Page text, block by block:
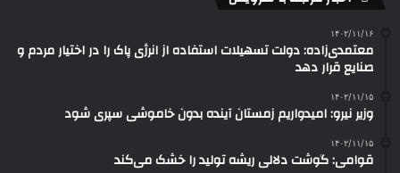
۱۴۰۲/۱۱/۱۶
معتمدی‌زاده: دولت تسهیلات استفاده از انرژی پاک را در اختیار مردم و
صنایع قرار دهد
۱۴۰۲/۱۱/۱۵
وزیر نیرو: امیدواریم زمستان آینده بدون خاموشی سپری شود
۱۴۰۲/۱۱/۱۵
قوامی: گوشت دلالی ریشه تولید را خشک می‌کند